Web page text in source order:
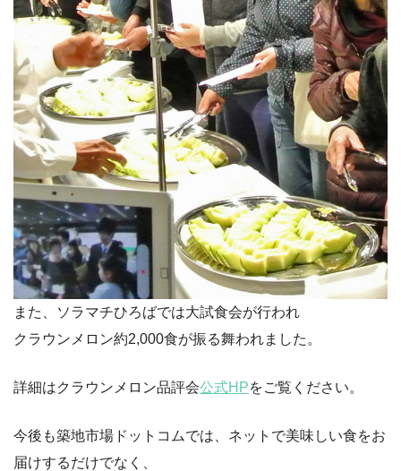
また、ソラマチひろばでは大試食会が行われ
クラウンメロン約2,000食が振る舞われました。
詳細はクラウンメロン品評会公式HPをご覧ください。
今後も築地市場ドットコムでは、ネットで美味しい食をお
届けするだけでなく、